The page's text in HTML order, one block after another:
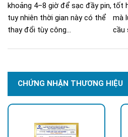
khoảng 4–8 giờ để sạc đầy pin,
tuy nhiên thời gian này có thể
thay đổi tùy công...
tốt
mà
cầu
CHỨNG NHẬN THƯƠNG HIỆU